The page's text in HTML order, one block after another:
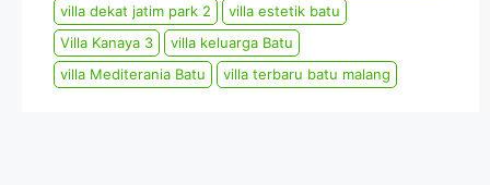
villa dekat jatim park 2
villa estetik batu
Villa Kanaya 3
villa keluarga Batu
villa Mediterania Batu
villa terbaru batu malang